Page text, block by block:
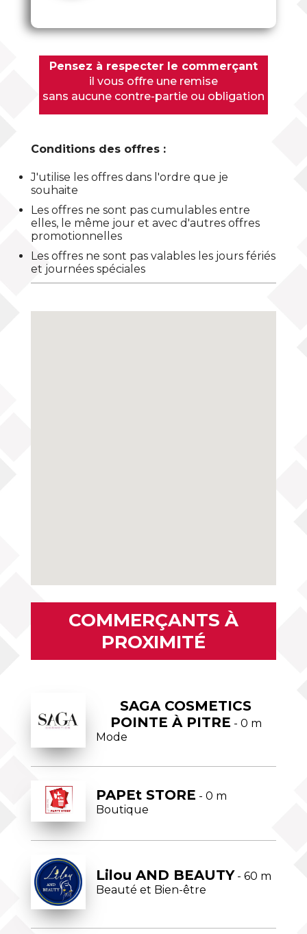
Pensez à respecter le commerçant
il vous offre une remise
sans aucune contre-partie ou obligation
Conditions des offres :
J'utilise les offres dans l'ordre que je
souhaite
Les offres ne sont pas cumulables entre
elles, le même jour et avec d'autres offres
promotionnelles
Les offres ne sont pas valables les jours fériés
et journées spéciales
COMMERÇANTS À
PROXIMITÉ
SAGA COSMETICS
POINTE À PITRE - 0 m
Mode
PAPEt STORE - 0 m
Boutique
Lilou AND BEAUTY- 60 m
Beauté et Bien-être